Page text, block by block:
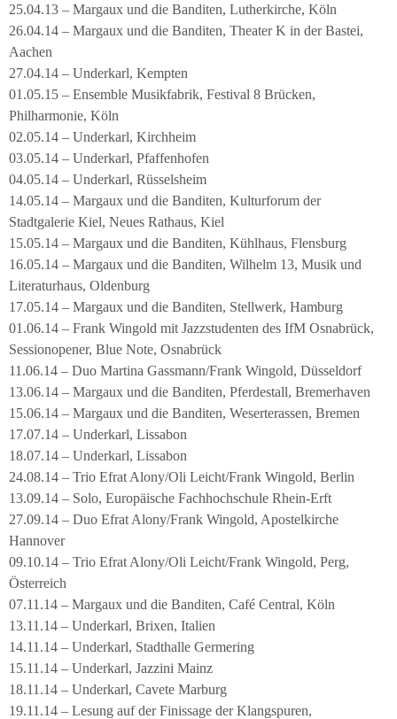
25.04.13 – Margaux und die Banditen, Lutherkirche, Köln
26.04.14 – Margaux und die Banditen, Theater K in der Bastei,
Aachen
27.04.14 – Underkarl, Kempten
01.05.15 – Ensemble Musikfabrik, Festival 8 Brücken,
Philharmonie, Köln
02.05.14 – Underkarl, Kirchheim
03.05.14 – Underkarl, Pfaffenhofen
04.05.14 – Underkarl, Rüsselsheim
14.05.14 – Margaux und die Banditen, Kulturforum der
Stadtgalerie Kiel, Neues Rathaus, Kiel
15.05.14 – Margaux und die Banditen, Kühlhaus, Flensburg
16.05.14 – Margaux und die Banditen, Wilhelm 13, Musik und
Literaturhaus, Oldenburg
17.05.14 – Margaux und die Banditen, Stellwerk, Hamburg
01.06.14 – Frank Wingold mit Jazzstudenten des IfM Osnabrück,
Sessionopener, Blue Note, Osnabrück
11.06.14 – Duo Martina Gassmann/Frank Wingold, Düsseldorf
13.06.14 – Margaux und die Banditen, Pferdestall, Bremerhaven
15.06.14 – Margaux und die Banditen, Weserterassen, Bremen
17.07.14 – Underkarl, Lissabon
18.07.14 – Underkarl, Lissabon
24.08.14 – Trio Efrat Alony/Oli Leicht/Frank Wingold, Berlin
13.09.14 – Solo, Europäische Fachhochschule Rhein-Erft
27.09.14 – Duo Efrat Alony/Frank Wingold, Apostelkirche
Hannover
09.10.14 – Trio Efrat Alony/Oli Leicht/Frank Wingold, Perg,
Österreich
07.11.14 – Margaux und die Banditen, Café Central, Köln
13.11.14 – Underkarl, Brixen, Italien
14.11.14 – Underkarl, Stadthalle Germering
15.11.14 – Underkarl, Jazzini Mainz
18.11.14 – Underkarl, Cavete Marburg
19.11.14 – Lesung auf der Finissage der Klangspuren,